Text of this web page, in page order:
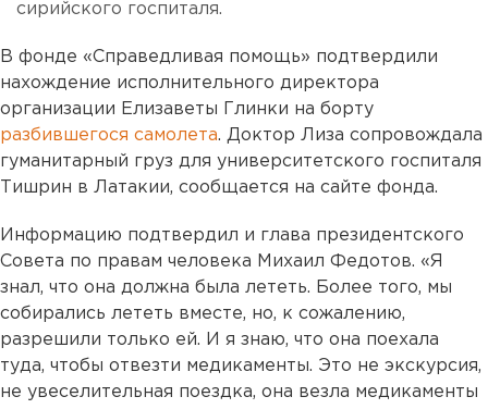
сирийского госпиталя.
В фонде «Справедливая помощь» подтвердили
нахождение исполнительного директора
организации Елизаветы Глинки на борту
разбившегося самолета. Доктор Лиза сопровождала
гуманитарный груз для университетского госпиталя
Тишрин в Латакии, сообщается на сайте фонда.
Информацию подтвердил и глава президентского
Совета по правам человека Михаил Федотов. «Я
знал, что она должна была лететь. Более того, мы
собирались лететь вместе, но, к сожалению,
разрешили только ей. И я знаю, что она поехала
туда, чтобы отвезти медикаменты. Это не экскурсия,
не увеселительная поездка, она везла медикаменты